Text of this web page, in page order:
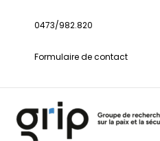
0473/982.820
Formulaire de contact